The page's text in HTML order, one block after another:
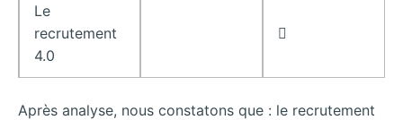
Le
recrutement
4.0

Après analyse, nous constatons que : le recrutement